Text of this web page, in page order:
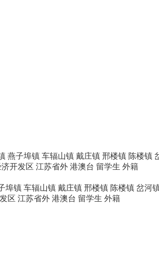
燕子埠镇 车辐山镇 戴庄镇 邢楼镇 陈楼镇
济开发区 江苏省外 港澳台 留学生 外籍
埠镇 车辐山镇 戴庄镇 邢楼镇 陈楼镇 岔河
区 江苏省外 港澳台 留学生 外籍